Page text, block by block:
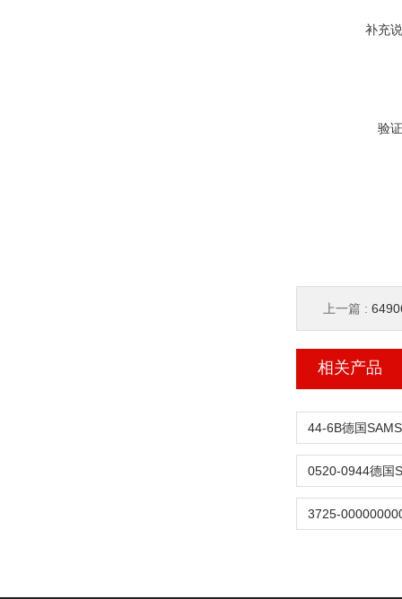
补充
验
上一篇 :
相关产品